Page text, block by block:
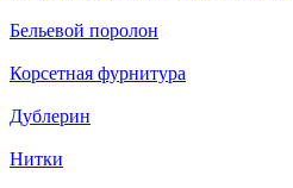
Бельевой поролон
Корсетная фурнитура
Дублерин
Нитки